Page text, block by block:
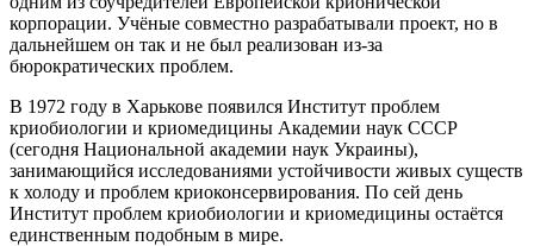
корпорации. Учёные совместно разрабатывали проект, но в
дальнейшем он так и не был реализован из-за
бюрократических проблем.
В 1972 году в Харькове появился Институт проблем
криобиологии и криомедицины Академии наук СССР
(сегодня Национальной академии наук Украины),
занимающийся исследованиями устойчивости живых существ
к холоду и проблем криоконсервирования. По сей день
Институт проблем криобиологии и криомедицины остаётся
единственным подобным в мире.